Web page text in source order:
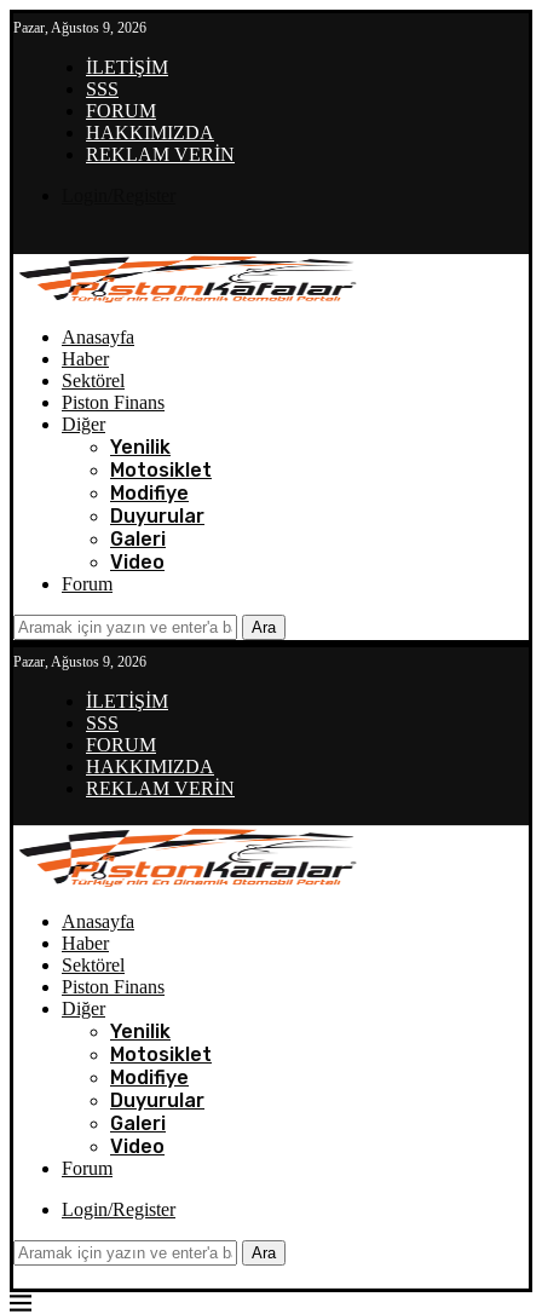
Pazar, Ağustos 9, 2026
İLETİŞİM
SSS
FORUM
HAKKIMIZDA
REKLAM VERİN
Anasayfa
Haber
Sektörel
Piston Finans
Diğer
Yenilik
Motosiklet
Modifiye
Duyurular
Galeri
Video
Forum
Ara
Pazar, Ağustos 9, 2026
İLETİŞİM
SSS
FORUM
HAKKIMIZDA
REKLAM VERİN
Anasayfa
Haber
Sektörel
Piston Finans
Diğer
Yenilik
Motosiklet
Modifiye
Duyurular
Galeri
Video
Forum
Login/Register
Ara